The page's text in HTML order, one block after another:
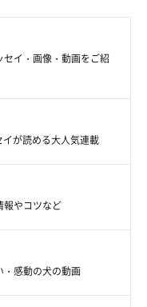
イ・画像・動画をご紹
が読める大人気連載
報やコツなど
・感動の犬の動画